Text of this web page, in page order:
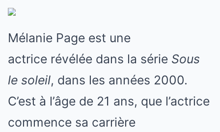
Mélanie Page est une
actrice révélée dans la série Sous
le soleil, dans les années 2000.
C’est à l’âge de 21 ans, que l’actrice
commence sa carrière